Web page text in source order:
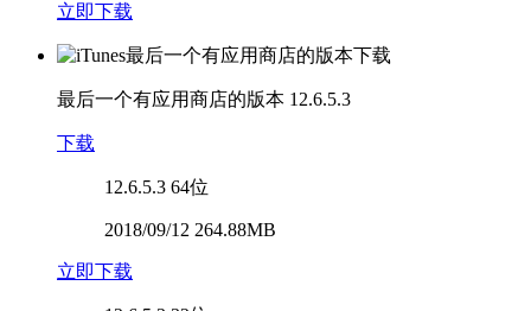
立即下载
最后一个有应用商店的版本 12.6.5.3
下载
12.6.5.3 64位
2018/09/12 264.88MB
立即下载